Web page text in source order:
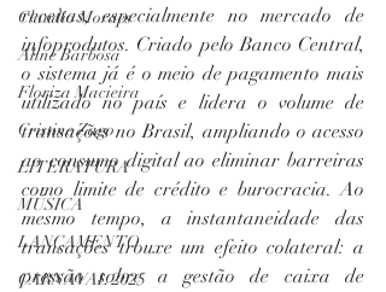
Claudio Moraes
Aline Barbosa
Floriza Macieira
Cristine Zago
LITERATURA
MÚSICA
LANÇAMENTO
CARNAVAL 2025
receitas, especialmente no mercado de
infoprodutos. Criado pelo Banco Central,
o sistema já é o meio de pagamento mais
utilizado no país e lidera o volume de
transações no Brasil, ampliando o acesso
ao consumo digital ao eliminar barreiras
como limite de crédito e burocracia. Ao
mesmo tempo, a instantaneidade das
transações trouxe um efeito colateral: a
pressão sobre a gestão de caixa de